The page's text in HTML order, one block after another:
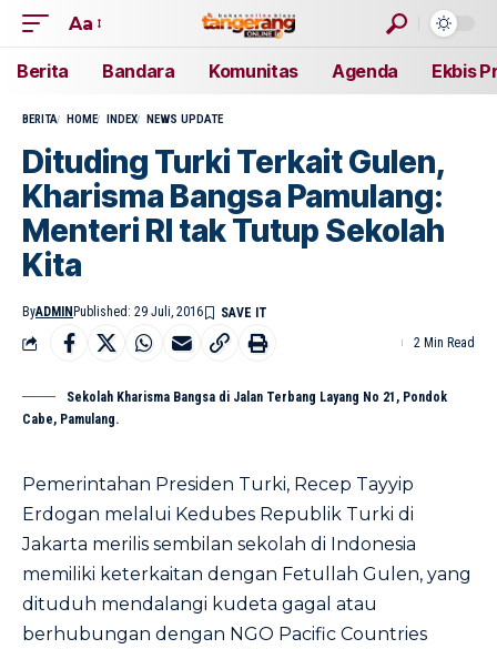
Aa
Berita Bandara Komunitas Agenda Ekbis
BERITA HOME INDEX NEWS UPDATE
Dituding Turki Terkait Gulen,
Kharisma Bangsa Pamulang:
Menteri RI tak Tutup Sekolah
Kita
ByADMIN Published: 29 Juli, 2016
2 Min Read
Sekolah Kharisma Bangsa di Jalan Terbang Layang No 21, Pondok
Cabe, Pamulang.
Pemerintahan Presiden Turki, Recep Tayyip
Erdogan melalui Kedubes Republik Turki di
Jakarta merilis sembilan sekolah di Indonesia
memiliki keterkaitan dengan Fetullah Gulen, yang
dituduh mendalangi kudeta gagal atau
berhubungan dengan NGO Pacific Countries